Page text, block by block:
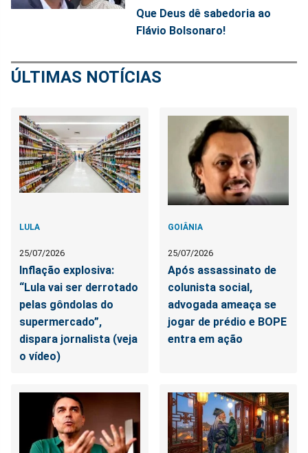
Que Deus dê sabedoria ao
Flávio Bolsonaro!
ÚLTIMAS NOTÍCIAS
LULA
25/07/2026
Inflação explosiva:
“Lula vai ser derrotado
pelas gôndolas do
supermercado”,
dispara jornalista (veja
o vídeo)
GOIÂNIA
25/07/2026
Após assassinato de
colunista social,
advogada ameaça se
jogar de prédio e BOPE
entra em ação